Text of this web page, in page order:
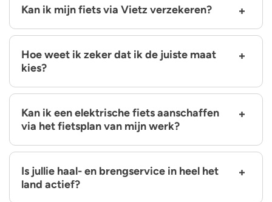
Kan ik mijn fiets via Vietz verzekeren?
Hoe weet ik zeker dat ik de juiste maat
kies?
Kan ik een elektrische fiets aanschaffen
via het fietsplan van mijn werk?
Is jullie haal- en brengservice in heel het
land actief?